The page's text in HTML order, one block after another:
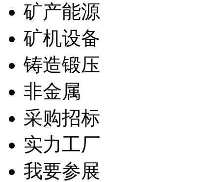
矿产能源
矿机设备
铸造锻压
非金属
采购招标
实力工厂
我要参展